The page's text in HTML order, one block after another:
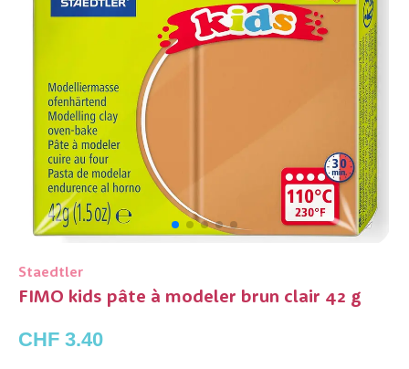
Staedtler
FIMO kids pâte à modeler brun clair 42 g
CHF 3.40